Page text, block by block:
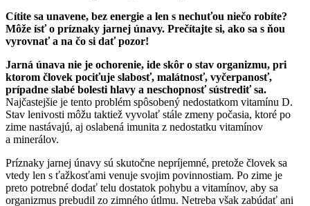
Cítite sa unavene, bez energie a len s nechuťou niečo robíte?
Môže ísť o príznaky jarnej únavy. Prečítajte si, ako sa s ňou
vyrovnať a na čo si dať pozor!
Jarná únava nie je ochorenie, ide skôr o stav organizmu, pri
ktorom človek pociťuje slabosť, malátnosť, vyčerpanosť,
prípadne slabé bolesti hlavy a neschopnosť sústrediť sa.
Najčastejšie je tento problém spôsobený nedostatkom vitamínu D.
Stav lenivosti môžu taktiež vyvolať stále zmeny počasia, ktoré po
zime nastávajú, aj oslabená imunita z nedostatku vitamínov
a minerálov.
Príznaky jarnej únavy sú skutočne nepríjemné, pretože človek sa
vtedy len s ťažkosťami venuje svojim povinnostiam. Po zime je
preto potrebné dodať telu dostatok pohybu a vitamínov, aby sa
organizmus prebudil zo zimného útlmu. Netreba však zabúdať ani